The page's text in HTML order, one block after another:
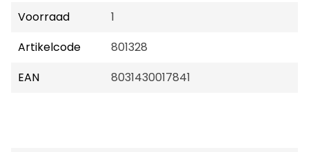
Voorraad
1
Artikelcode
801328
EAN
8031430017841